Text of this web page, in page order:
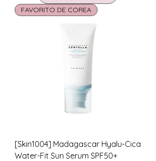
FAVORITO DE COREA
[Skin1004] Madagascar Hyalu-Cica
Water-Fit Sun Serum SPF50+